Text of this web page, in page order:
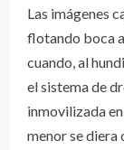
Las imágenes
flotando boca
cuando, al
el sistema de
inmovilizada
menor se diera